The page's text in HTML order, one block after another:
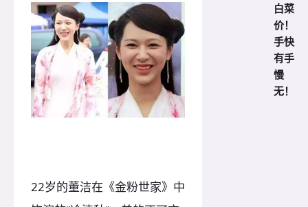
22岁的董洁在《金粉世家》中
白菜
价！
手快
有手
慢
无！